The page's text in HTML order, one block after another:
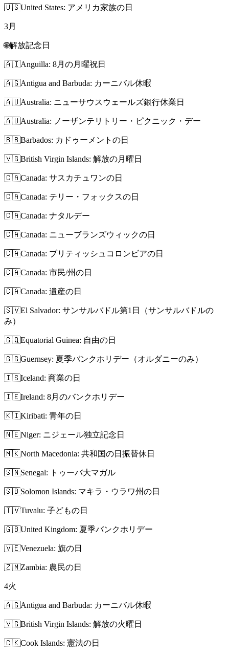
🇺🇸United States: アメリカ家族の日
3月
🌐解放記念日
🇦🇮Anguilla: 8月の月曜祝日
🇦🇬Antigua and Barbuda: カーニバル休暇
🇦🇺Australia: ニューサウスウェールズ銀行休業日
🇦🇺Australia: ノーザンテリトリー・ピクニック・デー
🇧🇧Barbados: カドゥーメントの日
🇻🇬British Virgin Islands: 解放の月曜日
🇨🇦Canada: サスカチュワンの日
🇨🇦Canada: テリー・フォックスの日
🇨🇦Canada: ナタルデー
🇨🇦Canada: ニューブランズウィックの日
🇨🇦Canada: ブリティッシュコロンビアの日
🇨🇦Canada: 市民/州の日
🇨🇦Canada: 遺産の日
🇸🇻El Salvador: サンサルバドル第1日（サンサルバドルの
み）
🇬🇶Equatorial Guinea: 自由の日
🇬🇬Guernsey: 夏季バンクホリデー（オルダニーのみ）
🇮🇸Iceland: 商業の日
🇮🇪Ireland: 8月のバンクホリデー
🇰🇮Kiribati: 青年の日
🇳🇪Niger: ニジェール独立記念日
🇲🇰North Macedonia: 共和国の日振替休日
🇸🇳Senegal: トゥーバ大マガル
🇸🇧Solomon Islands: マキラ・ウラワ州の日
🇹🇻Tuvalu: 子どもの日
🇬🇧United Kingdom: 夏季バンクホリデー
🇻🇪Venezuela: 旗の日
🇿🇲Zambia: 農民の日
4火
🇦🇬Antigua and Barbuda: カーニバル休暇
🇻🇬British Virgin Islands: 解放の火曜日
🇨🇰Cook Islands: 憲法の日